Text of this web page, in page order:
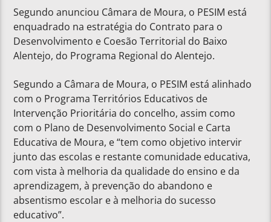
Segundo anunciou Câmara de Moura, o PESIM está
enquadrado na estratégia do Contrato para o
Desenvolvimento e Coesão Territorial do Baixo
Alentejo, do Programa Regional do Alentejo.
Segundo a Câmara de Moura, o PESIM está alinhado
com o Programa Territórios Educativos de
Intervenção Prioritária do concelho, assim como
com o Plano de Desenvolvimento Social e Carta
Educativa de Moura, e “tem como objetivo intervir
junto das escolas e restante comunidade educativa,
com vista à melhoria da qualidade do ensino e da
aprendizagem, à prevenção do abandono e
absentismo escolar e à melhoria do sucesso
educativo”.